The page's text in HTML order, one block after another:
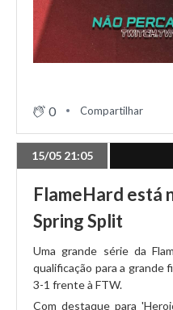
0 Compartilhar
15/05 21:05
FlameHard está
Spring Split
Uma grande série da
qualificação para a grande
3-1 frente à FTW.
Com destaque para